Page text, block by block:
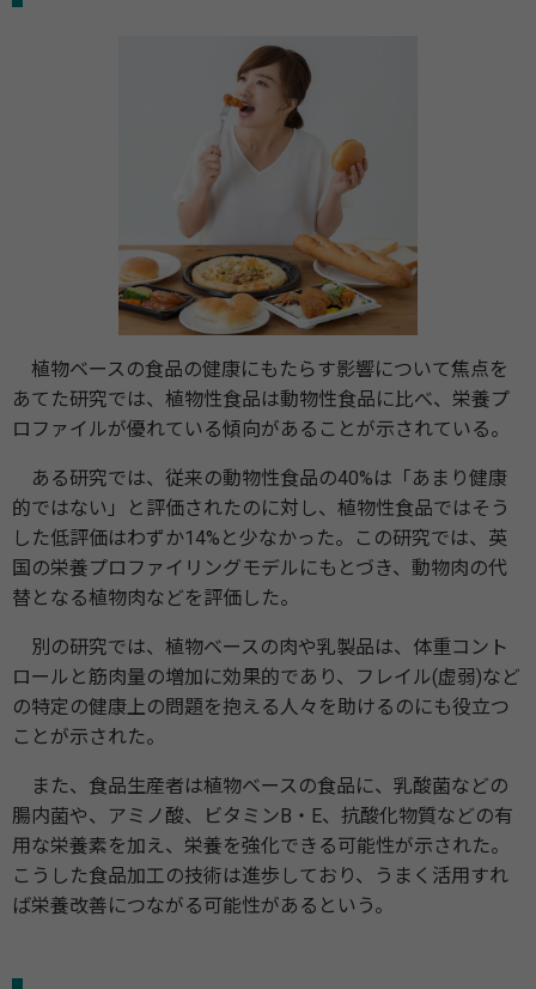
植物ベースの食品の健康にもたらす影響について焦点を
あてた研究では、植物性食品は動物性食品に比べ、栄養プ
ロファイルが優れている傾向があることが示されている。
ある研究では、従来の動物性食品の40%は「あまり健康
的ではない」と評価されたのに対し、植物性食品ではそう
した低評価はわずか14%と少なかった。この研究では、英
国の栄養プロファイリングモデルにもとづき、動物肉の代
替となる植物肉などを評価した。
別の研究では、植物ベースの肉や乳製品は、体重コント
ロールと筋肉量の増加に効果的であり、フレイル(虚弱)など
の特定の健康上の問題を抱える人々を助けるのにも役立つ
ことが示された。
また、食品生産者は植物ベースの食品に、乳酸菌などの
腸内菌や、アミノ酸、ビタミンB・E、抗酸化物質などの有
用な栄養素を加え、栄養を強化できる可能性が示された。
こうした食品加工の技術は進歩しており、うまく活用すれ
ば栄養改善につながる可能性があるという。